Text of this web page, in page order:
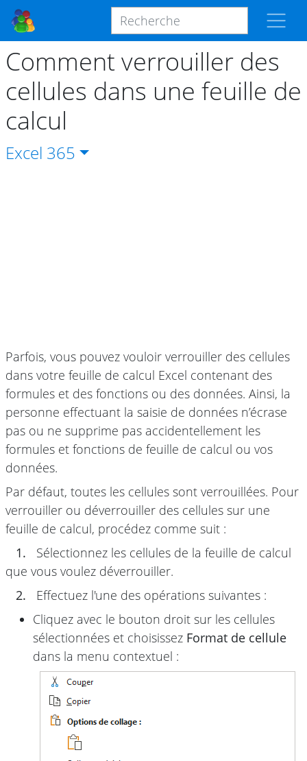
Comment verrouiller des
cellules dans une feuille de
calcul
Excel 365
Parfois, vous pouvez vouloir verrouiller des cellules
dans votre feuille de calcul Excel contenant des
formules et des fonctions ou des données. Ainsi, la
personne effectuant la saisie de données n’écrase
pas ou ne supprime pas accidentellement les
formules et fonctions de feuille de calcul ou vos
données.
Par défaut, toutes les cellules sont verrouillées. Pour
verrouiller ou déverrouiller des cellules sur une
feuille de calcul, procédez comme suit :
1.
Sélectionnez les cellules de la feuille de calcul
que vous voulez déverrouiller.
2.
Effectuez l'une des opérations suivantes :
Cliquez avec le bouton droit sur les cellules
sélectionnées et choisissez Format de cellule
dans la menu contextuel :